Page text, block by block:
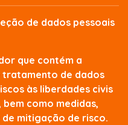
de dados pessoais
que contém a
tratamento de dados
às liberdades civis
como medidas,
de mitigação de risco.